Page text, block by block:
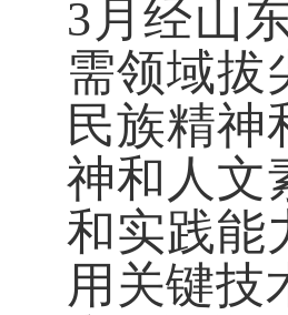
3 月经山
需领域拔
民族精神
神和人文
和实践能
用关键技